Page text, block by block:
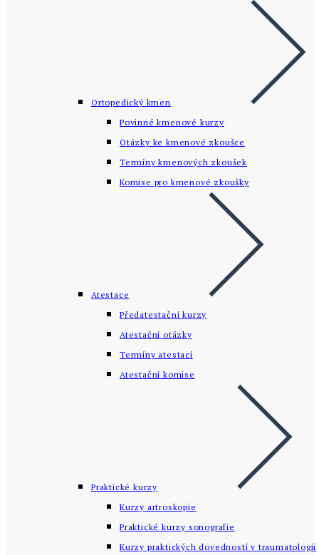
Ortopedický kmen
Povinné kmenové kurzy
Otázky ke kmenové zkoušce
Termíny kmenových zkoušek
Komise pro kmenové zkoušky
Atestace
Předatestační kurzy
Atestační otázky
Termíny atestací
Atestační komise
Praktické kurzy
Kurzy artroskopie
Praktické kurzy sonografie
Kurzy praktických dovedností v traumatologii